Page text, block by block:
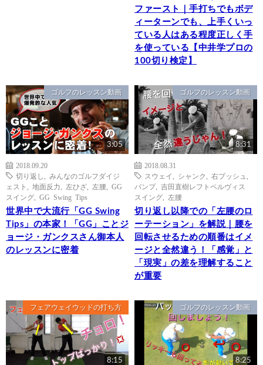
ファースト｜手打ちでもボデ
ィーターンでも、上手くいっ
ている人はある程度正しく手
を使っている【中井学プロの
100切り検定】
ゴルフのレッスン動画
3:05
2018.09.20
切り返し
みんなのゴルフダイジ
ェスト
地面反力 左ひざ 左腰
GG
スイング
GG Swing Tips
世界中で大流行「GG Swing
Tips」の本家！「GG」ことジ
ョージ・ガンクスさん御本人
のレッスンに密着
ゴルフのレッスン動画
8:31
2018.08.31
スウェイ
シャンク 右プッシュ
バンプ, 吉田直樹レフトペルヴィス
スイング
左腰
切り返し以降での「左腰のロ
ーテーション」を解説｜腰を
回転させるための順番はイメ
ージと全然違う！「感覚」と
「現実」の差を理解すること
が重要
フェアウェイウッドの打ち方
8:15
ゴルフのレッスン動画
8:25